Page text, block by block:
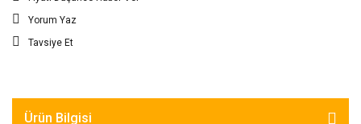
Yorum Yaz
Tavsiye Et
Ürün Bilgisi